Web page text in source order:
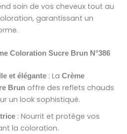
soin de vos cheveux tout au
garantissant un
Coloration Sucre Brun N°386
et élégante: La Crème
Brunoffre des reflets chauds
un look sophistiqué.
: Nourrit et protège vos
la coloration.